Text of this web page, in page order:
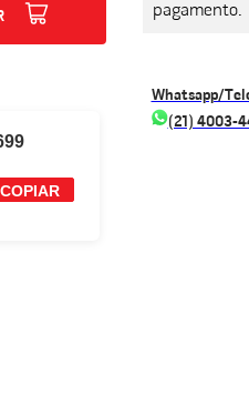
COPIAR
pagamento.
Whatsapp/
(21) 4003-